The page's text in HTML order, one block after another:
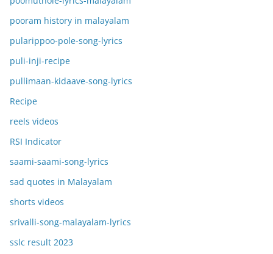
pooram history in malayalam
pularippoo-pole-song-lyrics
puli-inji-recipe
pullimaan-kidaave-song-lyrics
Recipe
reels videos
RSI Indicator
saami-saami-song-lyrics
sad quotes in Malayalam
shorts videos
srivalli-song-malayalam-lyrics
sslc result 2023